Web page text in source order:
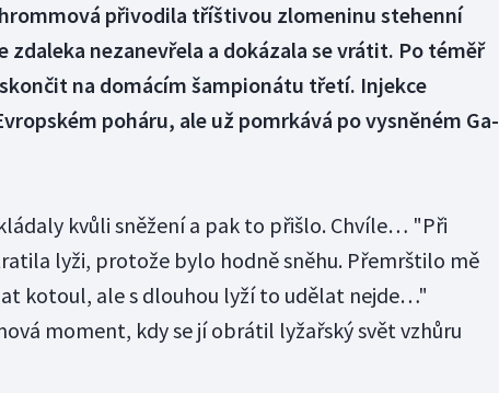
přivodila tříštivou zlomeninu stehenní
zdaleka nezanevřela a dokázala se vrátit. Po téměř
na domácím šampionátu třetí. Injekce
poháru, ale už pomrkává po vysněném Ga-
kvůli sněžení a pak to přišlo. Chvíle… "Při
lyži, protože bylo hodně sněhu. Přemrštilo mě
kotoul, ale s dlouhou lyží to udělat nejde…"
moment, kdy se jí obrátil lyžařský svět vzhůru